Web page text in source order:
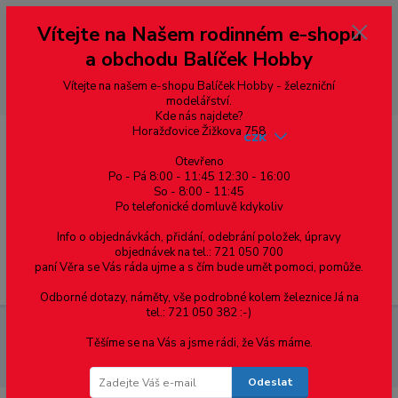
--- pro zákazníky ze Slovenska a jiných zemí, pokud chcete platit v eurech
přepněte si e-shop na euro 💶 pro přepočet měny - pravý horní roh ---
dobírky – pokud si z nějakého důvodu zásilku nevyzvednete, bude po
domluvě zaslána znovu s opětovnou platbou za poštovné, v opačném
případě bude zrušena a účet přidán na blacklist a rušeny následující
objednávky.
Menu
CZK
DIN 7504P zápustná hlava, drážka Tx
DIN 7504-P šroub samovrtný,
zápustná hlava, TORX 20, ocel, zinek bílý, 3.9x38
Vítejte na Našem rodinném e-shopu
a obchodu Balíček Hobby
Vítejte na našem e-shopu Balíček Hobby - železniční
modelářství.
Kde nás najdete?
Horažďovice Žižkova 758
Otevřeno
Po - Pá 8:00 - 11:45 12:30 - 16:00
So - 8:00 - 11:45
Po telefonické domluvě kdykoliv
Info o objednávkách, přidání, odebrání položek, úpravy
objednávek na tel.: 721 050 700
paní Věra se Vás ráda ujme a s čím bude umět pomoci, pomůže.
Odborné dotazy, náměty, vše podrobné kolem železnice Já na
tel.: 721 050 382 :-)
Těšíme se na Vás a jsme rádi, že Vás máme.
Odeslat